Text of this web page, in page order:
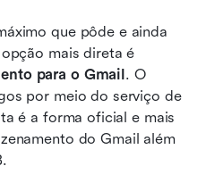
que pôde e ainda
para o Gmail. O
por meio do serviço de
é a forma oficial e mais
do Gmail além